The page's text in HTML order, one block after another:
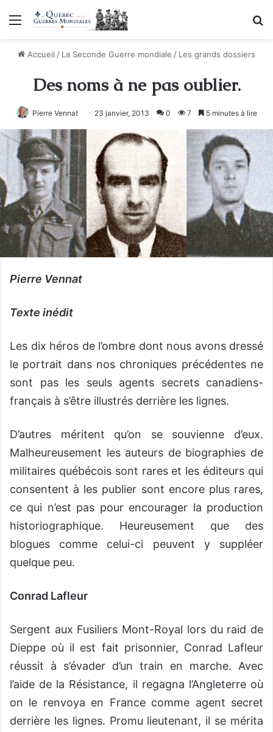
Menu
Accueil / La Seconde Guerre mondiale / Les grands dossiers
Des noms à ne pas oublier.
Pierre Vennat 23 janvier, 2013 0 7 5 minutes à lire
Pierre Vennat
Texte inédit
Les dix héros de l’ombre dont nous avons dressé
le portrait dans nos chroniques précédentes ne
sont pas les seuls agents secrets canadiens-
français à s’être illustrés derrière les lignes.
D’autres méritent qu’on se souvienne d’eux.
Malheureusement les auteurs de biographies de
militaires québécois sont rares et les éditeurs qui
consentent à les publier sont encore plus rares,
ce qui n’est pas pour encourager la production
historiographique. Heureusement que des
blogues comme celui-ci peuvent y suppléer
quelque peu.
Conrad Lafleur
Sergent aux Fusiliers Mont-Royal lors du raid de
Dieppe où il est fait prisonnier, Conrad Lafleur
réussit à s’évader d’un train en marche. Avec
l’aide de la Résistance, il regagna l’Angleterre où
on le renvoya en France comme agent secret
derrière les lignes. Promu lieutenant, il se mérita